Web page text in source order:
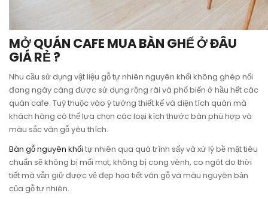
MỞ QUÁN CAFE MUA BÀN GHẾ Ở ĐÂU
GIÁ RẺ ?
Nhu cầu sử dụng vật liệu gỗ tự nhiên nguyên khối không ghép nối
đang ngày càng được sử dụng rộng rãi và phổ biến ở hầu hết các
quán cafe. Tuỳ thuộc vào ý tưởng thiết kế và diện tích quán mà
khách hàng có thể lựa chọn các loại kích thước bàn phù hợp và
màu sắc vân gỗ yêu thích.
Bàn gỗ nguyên khối tự nhiên qua quá trình sấy và xử lý bề mặt tiêu
chuẩn sẽ không bị mối mọt, không bị cong vênh, co ngót do thời
tiết mà vẫn giữ được vẻ đẹp họa tiết vân gỗ và màu nguyên bản
của gỗ tự nhiên.